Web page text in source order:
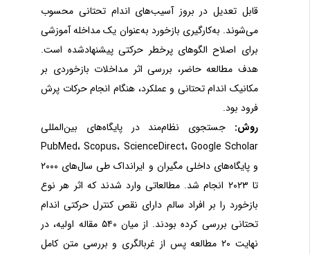
قابل تعدیل در بروز آسیب‌های اندام تحتانی محسوب
می‌شوند. به‌کارگیری بازخورد به‌عنوان یک مداخله آموزشی
برای اصلاح الگوهای پرخطر حرکتی پیشنهادشده است.
هدف مطالعه حاضر، بررسی اثر مداخلات بازخوردی بر
مکانیک اندام تحتانی و عملکرد، هنگام انجام حرکات پرش
فرود بود.
روش:
جستجوی نظام‌مند در پایگاه‌های بین‌المللی
PubMed،Scopus،ScienceDirect،Google Scholar
و پایگاه‌های داخلی مگیران و ایرانداک طی سال‌های ۲۰۰۰
تا ۲۰۲۳ انجام شد. مطالعاتی وارد شدند که اثر هر نوع
بازخورد را بر افراد سالم دارای نقص کنترل حرکتی اندام
تحتانی بررسی کرده بودند. از میان ۵۴۰ مقاله اولیه، در
نهایت ۲۰ مطالعه پس از غربالگری و بررسی متن کامل